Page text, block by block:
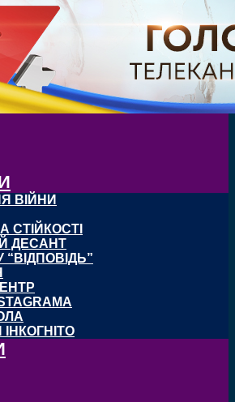
ВІЙНИ
СТІЙКОСТІ
ДЕСАНТ
ІНКОГНІТО